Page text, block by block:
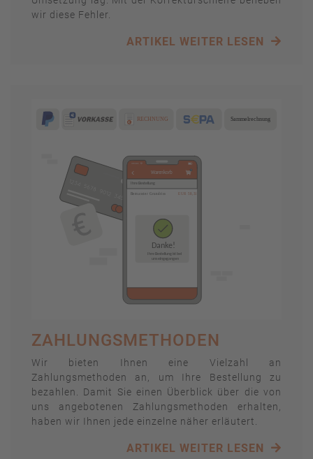
wir diese Fehler.
ARTIKEL WEITER LESEN
ZAHLUNGSMETHODEN
Wir bieten Ihnen eine Vielzahl an
Zahlungsmethoden an, um Ihre Bestellung zu
bezahlen. Damit Sie einen Überblick über die von
uns angebotenen Zahlungsmethoden erhalten,
haben wir Ihnen jede einzelne näher erläutert.
ARTIKEL WEITER LESEN